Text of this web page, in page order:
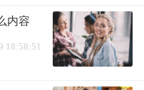
内容
18:58:51